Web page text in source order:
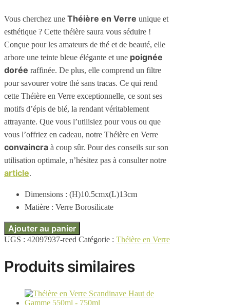
Vous cherchez une Théière en Verre unique et
esthétique ? Cette théière saura vous séduire !
Conçue pour les amateurs de thé et de beauté, elle
arbore une teinte bleue élégante et une poignée
dorée raffinée. De plus, elle comprend un filtre
pour savourer votre thé sans tracas. Ce qui rend
cette Théière en Verre exceptionnelle, ce sont ses
motifs d’épis de blé, la rendant véritablement
attrayante. Que vous l’utilisiez pour vous ou que
vous l’offriez en cadeau, notre Théière en Verre
convaincra à coup sûr. Pour des conseils sur son
utilisation optimale, n’hésitez pas à consulter notre
article.
Dimensions : (H)10.5cmx(L)13cm
Matière : Verre Borosilicate
Ajouter au panier
UGS : 42097937-reed Catégorie : Théière en Verre
Produits similaires